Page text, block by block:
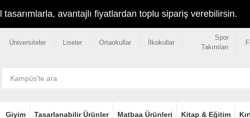
avantajlı fiyatlardan toplu sipariş verebilirsin.
Üniversiteler Liseler Ortaokullar İlkokullar
Spor
Takımları
Giyim Tasarlanabilir Ürünler Matbaa Ürünleri Kitap & Eğitim